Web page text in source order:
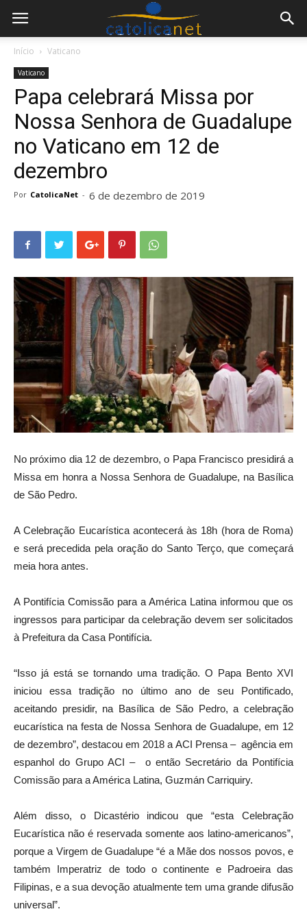
Início Vaticano
Vaticano
Papa celebrará Missa por
Nossa Senhora de Guadalupe
no Vaticano em 12 de
dezembro
Por CatolicaNet - 6 de dezembro de 2019
No próximo dia 12 de dezembro, o Papa Francisco presidirá a
Missa em honra a Nossa Senhora de Guadalupe, na Basílica
de São Pedro.
A Celebração Eucarística acontecerá às 18h (hora de Roma)
e será precedida pela oração do Santo Terço, que começará
meia hora antes.
A Pontifícia Comissão para a América Latina informou que os
ingressos para participar da celebração devem ser solicitados
à Prefeitura da Casa Pontifícia.
“Isso já está se tornando uma tradição. O Papa Bento XVI
iniciou essa tradição no último ano de seu Pontificado,
aceitando presidir, na Basílica de São Pedro, a celebração
eucarística na festa de Nossa Senhora de Guadalupe, em 12
de dezembro”, destacou em 2018 a ACI Prensa – agência em
espanhol do Grupo ACI – o então Secretário da Pontifícia
Comissão para a América Latina, Guzmán Carriquiry.
Além disso, o Dicastério indicou que “esta Celebração
Eucarística não é reservada somente aos latino-americanos”,
porque a Virgem de Guadalupe “é a Mãe dos nossos povos, e
também Imperatriz de todo o continente e Padroeira das
Filipinas, e a sua devoção atualmente tem uma grande difusão
universal”.